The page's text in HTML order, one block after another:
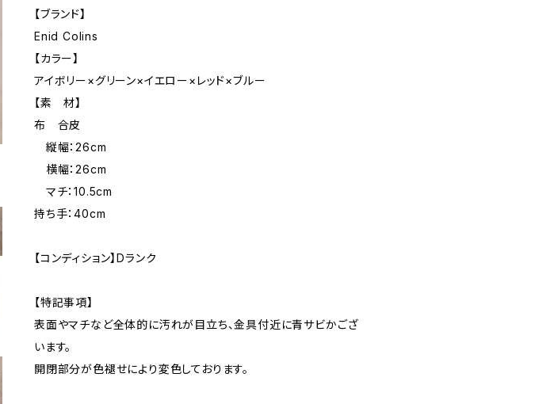
【ブランド】
Enid Colins
【カラー】
アイボリー×グリーン×イエロー×レッド×ブルー
【素 材】
布 合皮
縦幅：26cm
横幅：26cm
マチ：10.5cm
持ち手：40cm
【コンディション】Dランク
【特記事項】
表面やマチなど全体的に汚れが目立ち、金具付近に青サビかござ
います。
開閉部分が色褪せにより変色しております。